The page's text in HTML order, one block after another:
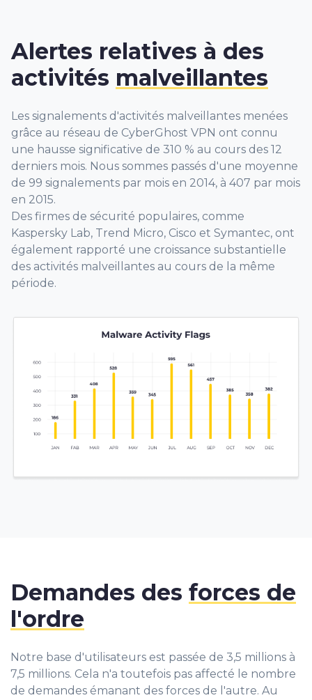
Alertes relatives à des
activités malveillantes
Les signalements d'activités malveillantes menées
grâce au réseau de CyberGhost VPN ont connu
une hausse significative de 310 % au cours des 12
derniers mois. Nous sommes passés d'une moyenne
de 99 signalements par mois en 2014, à 407 par mois
en 2015.
Des firmes de sécurité populaires, comme
Kaspersky Lab, Trend Micro, Cisco et Symantec, ont
également rapporté une croissance substantielle
des activités malveillantes au cours de la même
période.
Demandes des forces de
l'ordre
Notre base d'utilisateurs est passée de 3,5 millions à
7,5 millions. Cela n'a toutefois pas affecté le nombre
de demandes émanant des forces de l'autre. Au